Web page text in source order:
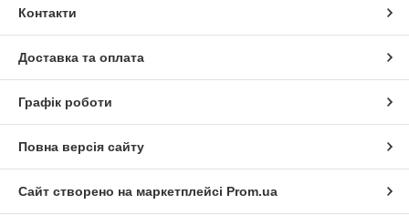
Контакти
Доставка та оплата
Графік роботи
Повна версія сайту
Сайт створено на маркетплейсі Prom.ua